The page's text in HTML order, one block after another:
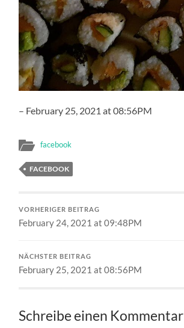
– February 25, 2021 at 08:56PM
facebook
FACEBOOK
VORHERIGER BEITRAG
February 24, 2021 at 09:48PM
NÄCHSTER BEITRAG
February 25, 2021 at 08:56PM
Schreibe einen Kommentar